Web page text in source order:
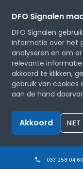
DFO Signalen
DFO Signalen
informatie over het
analyseren en om
relevante informatie
akkoord te klikken,
gebruik van
aan de hand
Akkoord
033 258 04 60